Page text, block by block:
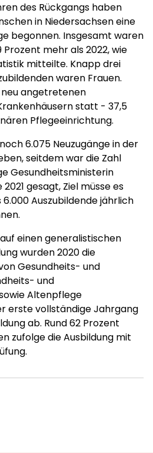
des Rückgangs haben
in Niedersachsen eine
begonnen. Insgesamt waren
mehr als 2022, wie
mitteilte. Knapp drei
waren Frauen.
neu angetretenen
statt - 37,5
Pflegeeinrichtung.
6.075 Neuzugänge in der
seitdem war die Zahl
Gesundheitsministerin
gesagt, Ziel müsse es
Auszubildende jährlich
einen generalistischen
wurden 2020 die
Gesundheits- und
und
Altenpflege
erste vollständige Jahrgang
ab. Rund 62 Prozent
zufolge die Ausbildung mit